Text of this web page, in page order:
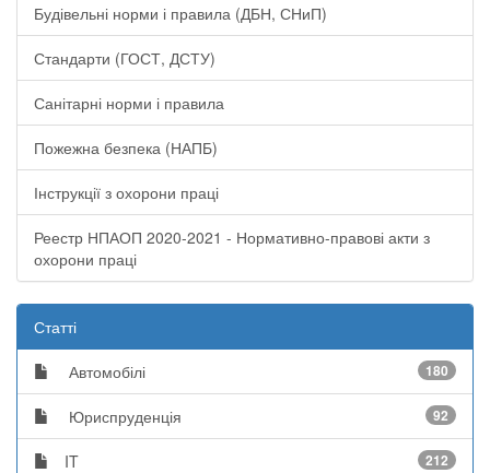
Будівельні норми і правила (ДБН, СНиП)
Стандарти (ГОСТ, ДСТУ)
Санітарні норми і правила
Пожежна безпека (НАПБ)
Інструкції з охорони праці
Реестр НПАОП 2020-2021 - Нормативно-правові акти з
охорони праці
Статті
Автомобілі 180
Юриспруденція 92
IT 212